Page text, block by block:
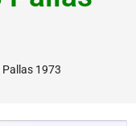
Pallas 1973